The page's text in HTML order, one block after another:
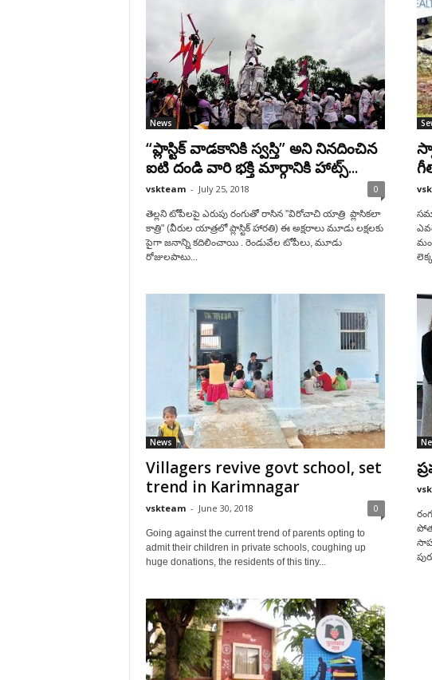
News
“ప్లాస్టిక్ వాడకానికి స్వస్తి” అని నినదించిన
ఐటి దండి వారి భక్తి మార్గానికి హాట్స్...
vskteam - July 25, 2018 0
తెల్లని టోపీలపై ఎరుపు రంగుతో రాసిన "విరోచాచి యాత్రి ప్లాసికలా
కాత్రి" (వీరుల యాత్రలో ప్లాస్టిక్ హారతి) ఈ అక్షరాలు మూడు లక్షలకు
పైగా జనాన్ని కదిలించాయి . రెండువేల టోపీలు, మూడు
రోజులపాటు...
News
Villagers revive govt school, set
trend in Karimnagar
vskteam - June 30, 2018 0
Going against the current trend of parents opting to
admit their children in private schools, coughing up
huge donations, the residents of this tiny...